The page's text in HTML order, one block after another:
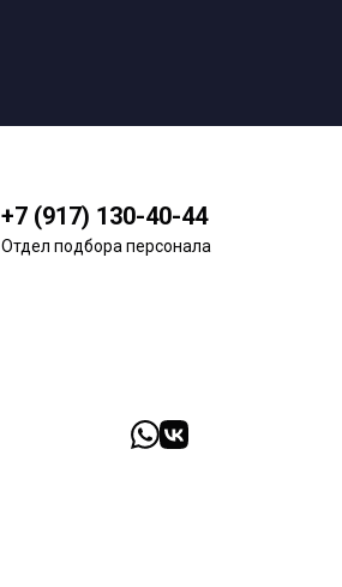
+7 (917) 130-40-44
Отдел подбора персонала